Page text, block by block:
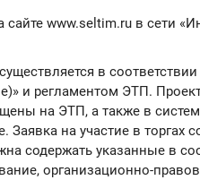
www.seltim.ru в сети
в
и регламентом ЭТП.
на ЭТП, а также в
Заявка на участие в торгах
содержать указанные в
организационно-